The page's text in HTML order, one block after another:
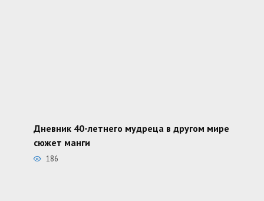
Дневник 40-летнего мудреца в другом мире
сюжет манги
186